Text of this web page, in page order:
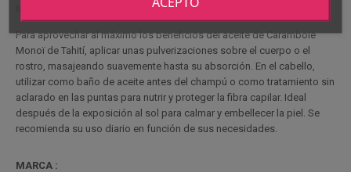
Para aprovechar al máximo los beneficios del aceite de Carambole
Monoï de Tahití, aplicar unas pulverizaciones sobre el cuerpo o el
rostro, masajeando suavemente hasta su absorción. En el cabello,
utilizar como baño de aceite antes del champú o como tratamiento sin
aclarado en las puntas para nutrir y proteger la fibra capilar. Ideal
después de la exposición al sol para calmar y embellecer la piel. Se
recomienda su uso diario en función de sus necesidades.
MARCA :